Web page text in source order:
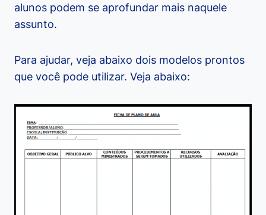
alunos podem se aprofundar mais naquele
assunto.
Para ajudar, veja abaixo dois modelos prontos
que você pode utilizar. Veja abaixo: